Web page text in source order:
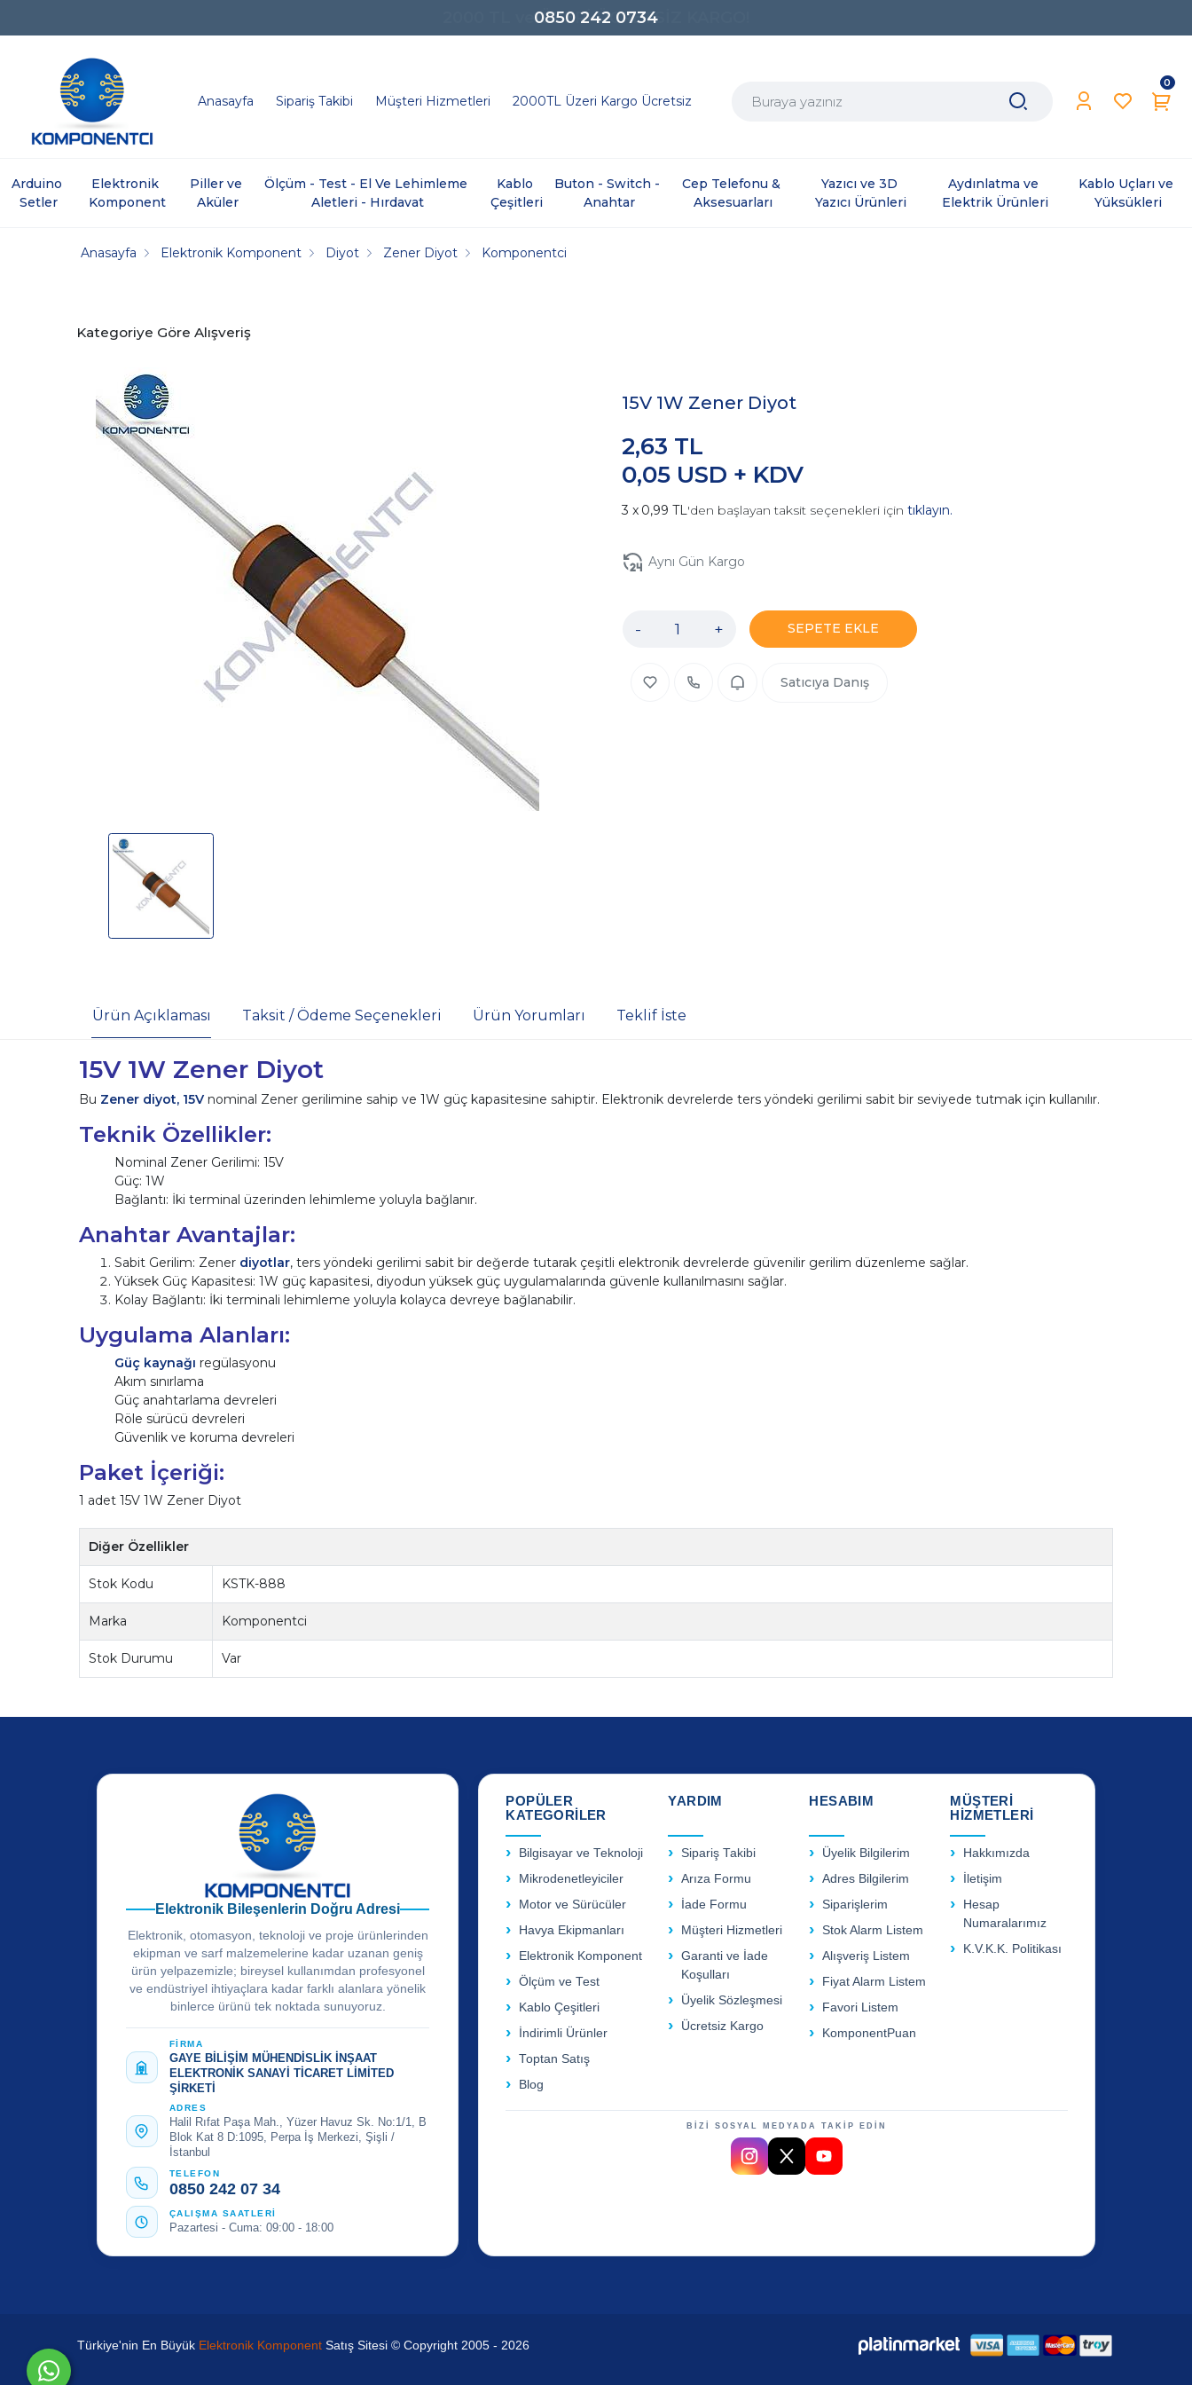
0850 242 0734
Anasayfa Sipariş Takibi Müşteri Hizmetleri 2000TL Üzeri Kargo Ücretsiz
0
Arduino
Setler
Elektronik
Komponent
Piller ve
Aküler
Ölçüm - Test - El Ve Lehimleme
Aletleri - Hırdavat
Kablo
Çeşitleri
Buton - Switch -
Anahtar
Cep Telefonu &
Aksesuarları
Yazıcı ve 3D
Yazıcı Ürünleri
Aydınlatma ve
Elektrik Ürünleri
Kablo Uçları ve
Yüksükleri
Anasayfa Elektronik Komponent Diyot Zener Diyot Komponentci
Kategoriye Göre Alışveriş
15V 1W Zener Diyot
0,05 USD + KDV
2,63 TL
0,99 TL'den başlayan taksit seçenekleri için tıklayın.
Aynı Gün Kargo
- + SEPETE EKLE
Satıcıya Danış
Ürün Açıklaması Taksit / Ödeme Seçenekleri Ürün Yorumları Teklif İste
15V 1W Zener Diyot
Bu Zener diyot, 15Vnominal Zener gerilimine sahip ve 1W güç kapasitesine sahiptir. Elektronik devrelerde ters yöndeki gerilimi sabit bir seviyede tutmak için kullanılır.
Teknik Özellikler:
Nominal Zener Gerilimi: 15V
Güç: 1W
Bağlantı: İki terminal üzerinden lehimleme yoluyla bağlanır.
Anahtar Avantajlar:
Sabit Gerilim: Zener diyotlar, ters yöndeki gerilimi sabit bir değerde tutarak çeşitli elektronik devrelerde güvenilir gerilim düzenleme sağlar.
Yüksek Güç Kapasitesi: 1W güç kapasitesi, diyodun yüksek güç uygulamalarında güvenle kullanılmasını sağlar.
Kolay Bağlantı: İki terminali lehimleme yoluyla kolayca devreye bağlanabilir.
Uygulama Alanları:
Güç kaynağı regülasyonu
Akım sınırlama
Güç anahtarlama devreleri
Röle sürücü devreleri
Güvenlik ve koruma devreleri
Paket İçeriği:
1 adet 15V 1W Zener Diyot
Diğer Özellikler
Stok Kodu KSTK-888
Marka Komponentci
Stok Durumu Var
Elektronik Bileşenlerin Doğru Adresi
Elektronik, otomasyon, teknoloji ve proje ürünlerinden
ekipman ve sarf malzemelerine kadar uzanan geniş
ürün yelpazemizle; bireysel kullanımdan profesyonel
ve endüstriyel ihtiyaçlara kadar farklı alanlara yönelik
binlerce ürünü tek noktada sunuyoruz.
FİRMA
GAYE BİLİŞİM MÜHENDİSLİK İNŞAAT
ELEKTRONİK SANAYİ TİCARET LİMİTED
ŞİRKETİ
ADRES
Halil Rıfat Paşa Mah., Yüzer Havuz Sk. No:1/1, B
Blok Kat 8 D:1095, Perpa İş Merkezi, Şişli /
İstanbul
TELEFON
0850 242 07 34
ÇALIŞMA SAATLERİ
Pazartesi - Cuma: 09:00 - 18:00
POPÜLER
KATEGORİLER
Bilgisayar ve Teknoloji
Mikrodenetleyiciler
Motor ve Sürücüler
Havya Ekipmanları
Elektronik Komponent
Ölçüm ve Test
Kablo Çeşitleri
İndirimli Ürünler
Toptan Satış
Blog
YARDIM
Sipariş Takibi
Arıza Formu
İade Formu
Müşteri Hizmetleri
Garanti ve İade
Koşulları
Üyelik Sözleşmesi
Ücretsiz Kargo
HESABIM
Üyelik Bilgilerim
Adres Bilgilerim
Siparişlerim
Stok Alarm Listem
Alışveriş Listem
Fiyat Alarm Listem
Favori Listem
KomponentPuan
MÜŞTERİ
HİZMETLERİ
Hakkımızda
İletişim
Hesap
Numaralarımız
K.V.K.K. Politikası
BİZİ SOSYAL MEDYADA TAKİP EDİN
Türkiye'nin En Büyük Elektronik Komponent Satış Sitesi © Copyright 2005 - 2026